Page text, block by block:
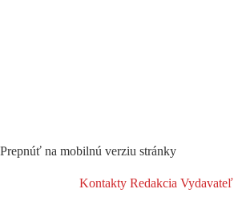
Prepnúť na mobilnú verziu stránky
Kontakty Redakcia Vydavateľ